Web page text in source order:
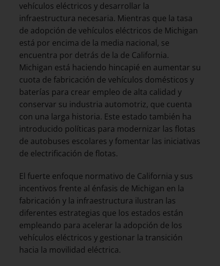
vehículos eléctricos y desarrollar la
infraestructura necesaria. Mientras que la tasa
de adopción de vehículos eléctricos de Michigan
está por encima de la media nacional, se
encuentra por detrás de la de California.
Michigan está haciendo hincapié en aumentar su
cuota de fabricación de vehículos domésticos y
baterías para crear empleo de alta calidad y
conservar su industria automotriz, que cuenta
con una larga historia. Este estado también ha
introducido políticas para modernizar las flotas
de autobuses escolares y fomentar las iniciativas
de electrificación de flotas.
El fuerte enfoque normativo de California y sus
incentivos frente al énfasis de Michigan en la
fabricación y la infraestructura ilustran las
diferentes estrategias que los estados están
empleando para acelerar la adopción de los
vehículos eléctricos y gestionar la transición
hacia la movilidad eléctrica.